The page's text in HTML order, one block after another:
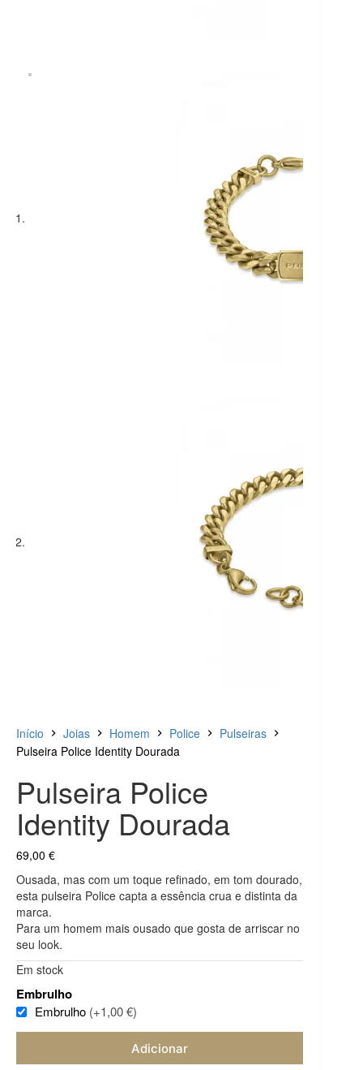
Início Joias Homem Police
Pulseiras
Pulseira Police Identity Dourada
Pulseira Police
Identity Dourada
69,00 €
Ousada, mas com um toque refinado, em tom dourado,
esta pulseira Police capta a essência crua e distinta da
marca.
Para um homem mais ousado que gosta de arriscar no
seu look.
Em stock
Embrulho
Embrulho (+1,00 €)
Adicionar